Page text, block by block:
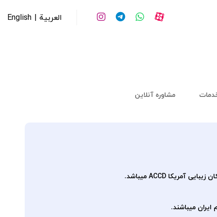
English العربیة |
مشاوره آنلاین
ایران میباشند.